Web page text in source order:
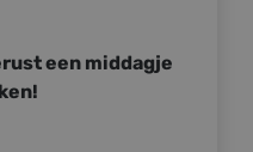
een middagje